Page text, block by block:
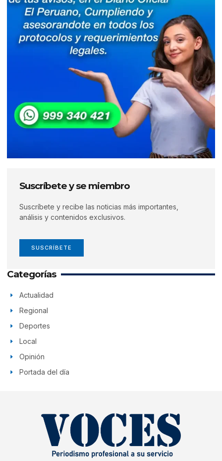
Suscríbete y se miembro
Suscríbete y recibe las noticias más importantes,
análisis y contenidos exclusivos.
SUSCRÍBETE
Categorías
Actualidad
Regional
Deportes
Local
Opinión
Portada del día